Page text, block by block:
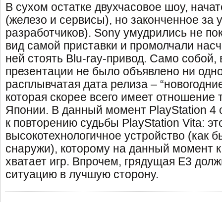
В сухом остатке двухчасовое шоу,
(железо и сервисы), но законченное за
разработчиков). Sony умудрились не
вид самой приставки и промолчали
ней стоять Blu-ray-привод. Само собой,
презентации не было объявлено ни
расплывчатая дата релиза –
которая скорее всего имеет
Японии. В данный момент PlayStation 4
к повторению судьбы PlayStation Vita:
высокотехнологичное устройство (как
снаружи), которому на данный момент
хватает игр. Впрочем, грядущая E3
ситуацию в лучшую сторону.